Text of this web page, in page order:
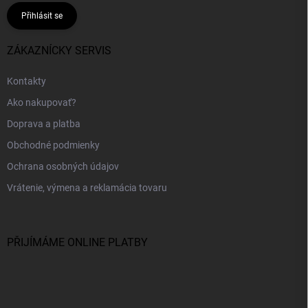
Přihlásit se
ZÁKAZNÍCKY SERVIS
Kontakty
Ako nakupovať?
Doprava a platba
Obchodné podmienky
Ochrana osobných údajov
Vrátenie, výmena a reklamácia tovaru
PŘIJÍMÁME ONLINE PLATBY